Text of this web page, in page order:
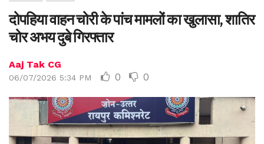
दोपहिया वाहन चोरी के पांच मामलों का खुलासा, शातिर
चोर अभय दुबे गिरफ्तार
Aaj Tak CG
06/07/2026 5:34 PM 0 0